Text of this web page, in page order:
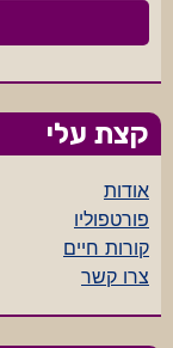
קצת עלי
אודות
פורטפוליו
קורות חיים
צרו קשר